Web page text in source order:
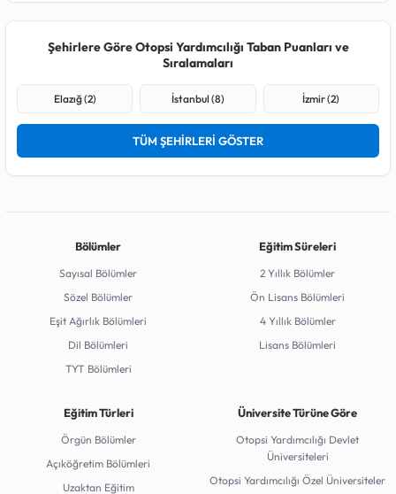
Şehirlere Göre Otopsi Yardımcılığı Taban Puanları ve
Sıralamaları
Elazığ (2) İstanbul (8) İzmir (2)
TÜM ŞEHİRLERİ GÖSTER
Bölümler
Sayısal Bölümler
Sözel Bölümler
Eşit Ağırlık Bölümleri
Dil Bölümleri
TYT Bölümleri
Eğitim Süreleri
2 Yıllık Bölümler
Ön Lisans Bölümleri
4 Yıllık Bölümler
Lisans Bölümleri
Eğitim Türleri
Örgün Bölümler
Açıköğretim Bölümleri
Uzaktan Eğitim
Üniversite Türüne Göre
Otopsi Yardımcılığı Devlet
Üniversiteleri
Otopsi Yardımcılığı Özel Üniversiteler